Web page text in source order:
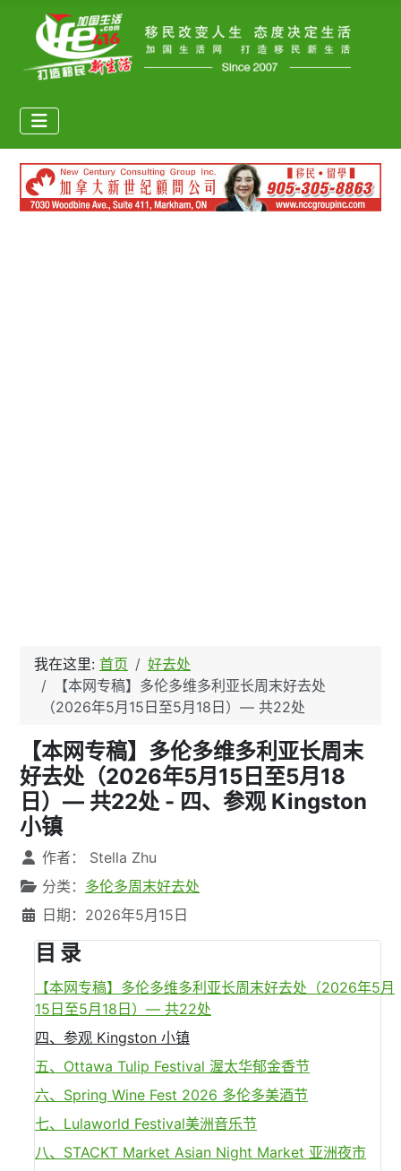
我在这里: 首页
好去处
【本网专稿】多伦多维多利亚长周末好去处
（2026年5月15日至5月18日）— 共22处
【本网专稿】多伦多维多利亚长周末
好去处（2026年5月15日至5月18
日）— 共22处 - 四、参观 Kingston
小镇
文章信息
作者： Stella Zhu
分类： 多伦多周末好去处
日期：2026年5月15日
目 录
【本网专稿】多伦多维多利亚长周末好去处（2026年5月
15日至5月18日）— 共22处
四、参观 Kingston 小镇
五、Ottawa Tulip Festival 渥太华郁金香节
六、Spring Wine Fest 2026 多伦多美酒节
七、Lulaworld Festival美洲音乐节
八、STACKT Market Asian Night Market 亚洲夜市